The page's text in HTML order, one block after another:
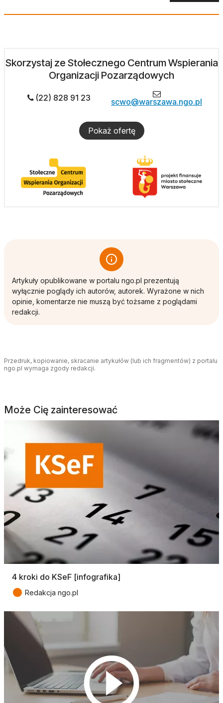
Skorzystaj ze Stołecznego Centrum Wspierania
Organizacji Pozarządowych
(22) 828 91 23 scwo@warszawa.ngo.pl
Pokaż ofertę
Artykuły opublikowane w portalu ngo.pl prezentują
wyłącznie poglądy ich autorów, autorek. Wyrażone w nich
opinie, komentarze nie muszą być tożsame z poglądami
redakcji.
Przedruk, kopiowanie, skracanie artykułów (lub ich fragmentów) z portalu
ngo.pl wymaga zgody redakcji.
Może Cię zainteresować
4 kroki do KSeF [infografika]
● Redakcja ngo.pl